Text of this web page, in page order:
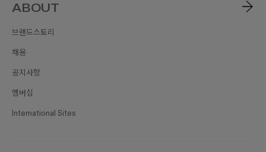
ABOUT
브랜드스토리
채용
공지사항
멤버십
International Sites